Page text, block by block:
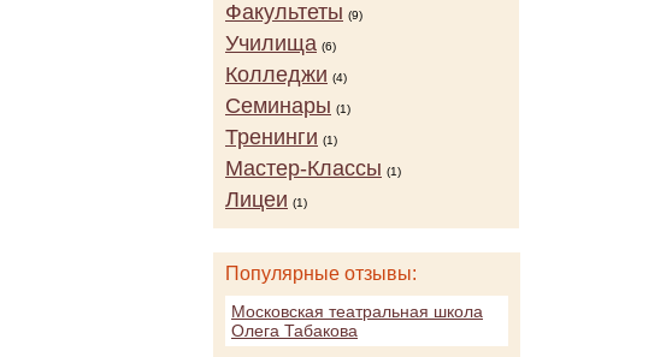
Факультеты (9)
Училища (6)
Колледжи (4)
Семинары (1)
Тренинги (1)
Мастер-Классы (1)
Лицеи (1)
Популярные отзывы:
Московская театральная школа
Олега Табакова